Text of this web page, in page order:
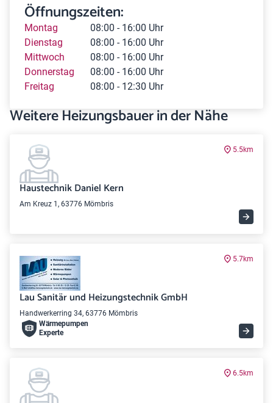
Öffnungszeiten:
Montag
08:00 - 16:00 Uhr
Dienstag
08:00 - 16:00 Uhr
Mittwoch
08:00 - 16:00 Uhr
Donnerstag
08:00 - 16:00 Uhr
Freitag
08:00 - 12:30 Uhr
Weitere Heizungsbauer in der Nähe
5.5km
Haustechnik Daniel Kern
Am Kreuz 1, 63776 Mömbris
5.7km
Lau Sanitär und Heizungstechnik GmbH
Handwerkerring 34, 63776 Mömbris
Wärme­pumpen
Experte
6.5km